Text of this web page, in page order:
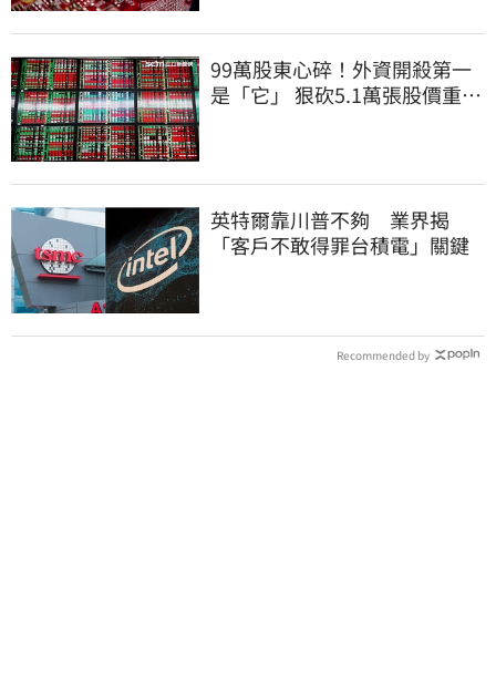
99萬股東心碎！外資開殺第一
是「它」 狠砍5.1萬張股價重挫
英特爾靠川普不夠 業界揭
「客戶不敢得罪台積電」關鍵
Recommended by